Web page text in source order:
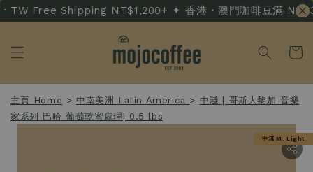
TW Free Shipping NT$1,200+ ✦ 香港・澳門咖啡豆滿
主頁 Home >中南美洲 Latin America > 中淺 | 哥斯大黎加 音樂
家系列 巴哈 葡萄乾蜜處理| 0.5 lbs
中淺 M. Light